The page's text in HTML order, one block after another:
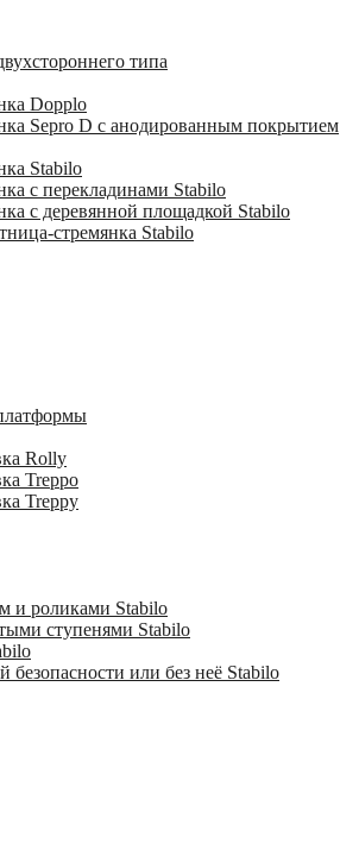
типа
Dopplo
Sepro D с анодированным покрытием
Stabilo
с перекладинами Stabilo
с деревянной площадкой Stabilo
стремянка Stabilo
Rolly
Treppo
Treppy
и роликами Stabilo
ступенями Stabilo
безопасности или без неё Stabilo